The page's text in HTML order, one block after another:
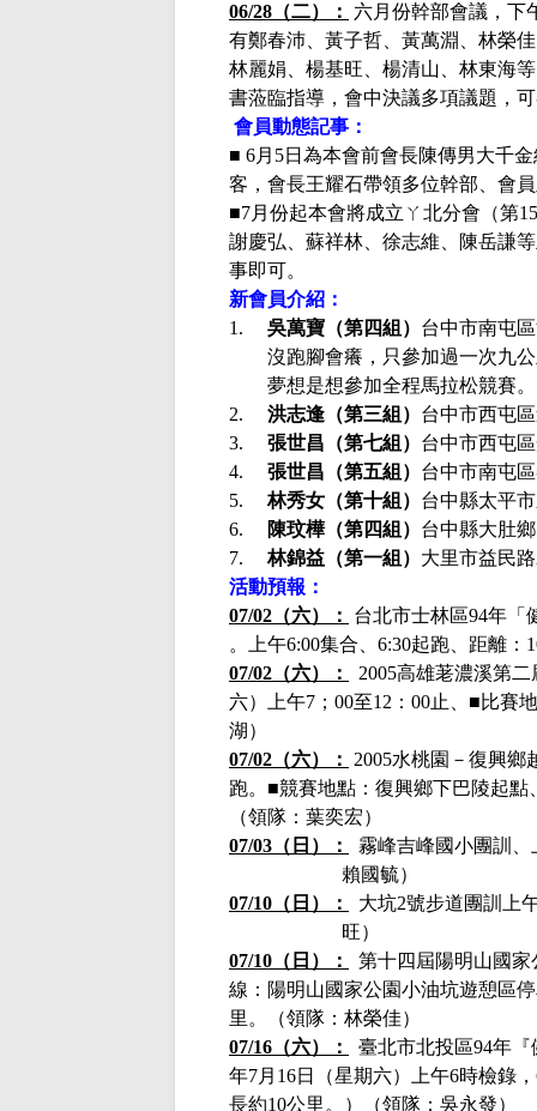
06/28 （二）：
六月份幹部會議，下
有鄭春沛 、黃子哲、黃萬淵、林榮
林麗娟、楊基旺、楊清山、林東海等
書蒞臨指導，會中決議多項議題，
會員動態記事：
■ 6月5日為本會前會長陳傳男大千
客，會長王耀石帶領多位幹部、會
■7月份起本會將成立ㄚ北分會（第
謝慶弘、蘇祥林、徐志維、陳岳謙
事即可。
新會員介紹：
1.
吳萬寶 （第四組） 台中市南屯
沒跑腳會癢，只參加過一次九
夢想是想參加全程馬拉松競賽。
2.
洪志逢 （第三組） 台中市西屯
3.
張世昌 （第七組） 台中市西屯
4.
張世昌 （第五組） 台中市南屯
5.
林秀女 （第十組 ） 台中縣太平
6.
陳玟樺（第四組） 台中縣大肚
7.
林錦益 （第一組） 大里市益民路
活動預報：
07/02（六）：
台北市士林區94年「
。上午6:00集合、6:30起跑、距離：
07/02（六）：
2005高雄荖濃溪第
六）上午7；00至12：00止、■比賽
湖）
07/02（六）：
2005水桃園－復興鄉
跑。■競賽地點：復興鄉下巴陵起
（領隊：葉奕宏）
07/03（日）：
霧峰吉峰國小團訓、
賴國毓）
07/10（日）：
大坑2號步道團訓上
旺）
07/10（日）：
第十四屆陽明山國
線：陽明山國家公園小油坑遊憩區
里。（領隊：林榮佳）
07/16（六）：
臺北市北投區94年
年7月16日（星期六）
上午6時檢錄
長約10公里。） （領隊：吳永發）